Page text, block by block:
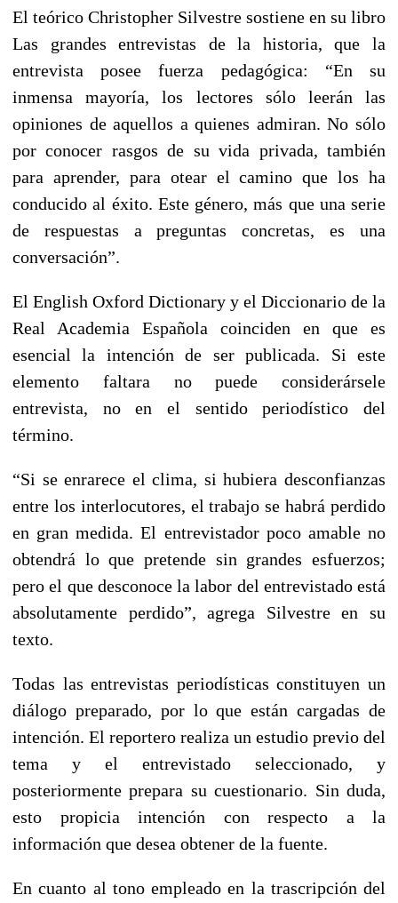
El teórico Christopher Silvestre sostiene en su libro
Las grandes entrevistas de la historia, que la
entrevista posee fuerza pedagógica: “En su
inmensa mayoría, los lectores sólo leerán las
opiniones de aquellos a quienes admiran. No sólo
por conocer rasgos de su vida privada, también
para aprender, para otear el camino que los ha
conducido al éxito. Este género, más que una serie
de respuestas a preguntas concretas, es una
conversación”.
El English Oxford Dictionary y el Diccionario de la
Real Academia Española coinciden en que es
esencial la intención de ser publicada. Si este
elemento faltara no puede considerársele
entrevista, no en el sentido periodístico del
término.
“Si se enrarece el clima, si hubiera desconfianzas
entre los interlocutores, el trabajo se habrá perdido
en gran medida. El entrevistador poco amable no
obtendrá lo que pretende sin grandes esfuerzos;
pero el que desconoce la labor del entrevistado está
absolutamente perdido”, agrega Silvestre en su
texto.
Todas las entrevistas periodísticas constituyen un
diálogo preparado, por lo que están cargadas de
intención. El reportero realiza un estudio previo del
tema y el entrevistado seleccionado, y
posteriormente prepara su cuestionario. Sin duda,
esto propicia intención con respecto a la
información que desea obtener de la fuente.
En cuanto al tono empleado en la trascripción del